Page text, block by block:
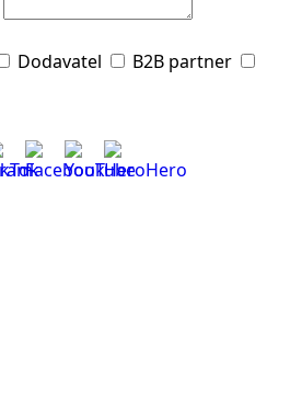
Dodavatel B2B partner